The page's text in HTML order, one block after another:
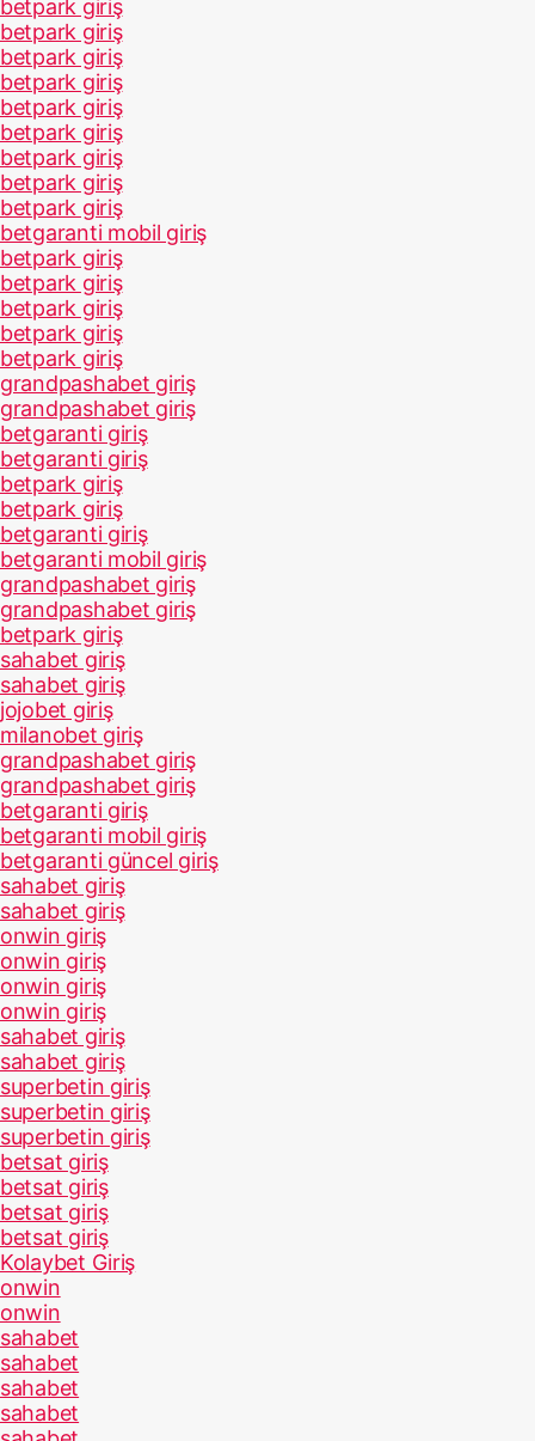
betpark giriş
betpark giriş
betpark giriş
betpark giriş
betpark giriş
betpark giriş
betpark giriş
betpark giriş
betpark giriş
betgaranti mobil giriş
betpark giriş
betpark giriş
betpark giriş
betpark giriş
betpark giriş
grandpashabet giriş
grandpashabet giriş
betgaranti giriş
betgaranti giriş
betpark giriş
betpark giriş
betgaranti giriş
betgaranti mobil giriş
grandpashabet giriş
grandpashabet giriş
betpark giriş
sahabet giriş
sahabet giriş
jojobet giriş
milanobet giriş
grandpashabet giriş
grandpashabet giriş
betgaranti giriş
betgaranti mobil giriş
betgaranti güncel giriş
sahabet giriş
sahabet giriş
onwin giriş
onwin giriş
onwin giriş
onwin giriş
sahabet giriş
sahabet giriş
superbetin giriş
superbetin giriş
superbetin giriş
betsat giriş
betsat giriş
betsat giriş
betsat giriş
Kolaybet Giriş
onwin
onwin
sahabet
sahabet
sahabet
sahabet